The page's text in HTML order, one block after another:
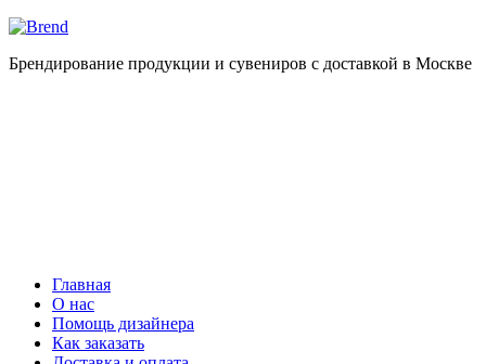
Брендирование продукции и сувениров с доставкой в Москве
Главная
О нас
Помощь дизайнера
Как заказать